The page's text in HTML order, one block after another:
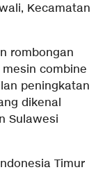
Kecamatan
rombongan
combine
peningkatan
dikenal
Sulawesi
Timur